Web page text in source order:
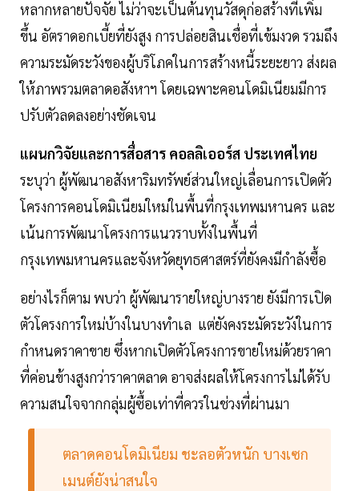
หลากหลายปัจจัย ไม่ว่าจะเป็นต้นทุนวัสดุก่อสร้างที่เพิ่ม
ขึ้น อัตราดอกเบี้ยที่ยังสูง การปล่อยสินเชื่อที่เข้มงวด รวมถึง
ความระมัดระวังของผู้บริโภคในการสร้างหนี้ระยะยาว ส่งผล
ให้ภาพรวมตลาดอสังหาฯ โดยเฉพาะคอนโดมิเนียมมีการ
ปรับตัวลดลงอย่างชัดเจน
แผนกวิจัยและการสื่อสาร คอลลิเออร์ส ประเทศไทย
ระบุว่า ผู้พัฒนาอสังหาริมทรัพย์ส่วนใหญ่เลื่อนการเปิดตัว
โครงการคอนโดมิเนียมใหม่ในพื้นที่กรุงเทพมหานคร และ
เน้นการพัฒนาโครงการแนวราบทั้งในพื้นที่
กรุงเทพมหานครและจังหวัดยุทธศาสตร์ที่ยังคงมีกำลังซื้อ
อย่างไรก็ตาม พบว่า ผู้พัฒนารายใหญ่บางราย ยังมีการเปิด
ตัวโครงการใหม่บ้างในบางทำเล แต่ยังคงระมัดระวังในการ
กำหนดราคาขาย ซึ่งหากเปิดตัวโครงการขายใหม่ด้วยราคา
ที่ค่อนข้างสูงกว่าราคาตลาด อาจส่งผลให้โครงการไม่ได้รับ
ความสนใจจากกลุ่มผู้ซื้อเท่าที่ควรในช่วงที่ผ่านมา
ตลาดคอนโดมิเนียม ชะลอตัวหนัก บางเซก
เมนต์ยังน่าสนใจ